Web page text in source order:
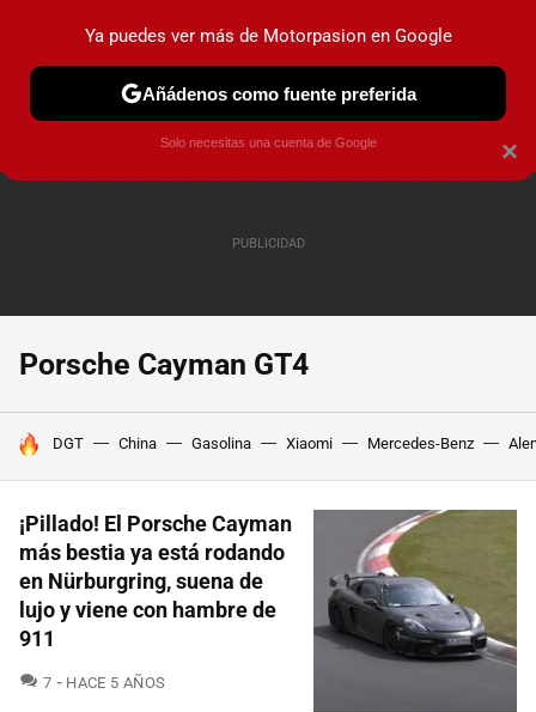
PRUEBAS COCHES ELÉCTRICOS OBSERVATORIO
Porsche Cayman GT4
HOY SE HABLA DE
DGT China Gasolina Xiaomi Mercedes-Benz
¡Pillado! El Porsche Cayman
más bestia ya está rodando
en Nürburgring, suena de
lujo y viene con hambre de
911
7 COMENTARIOS
HACE 5 AÑOS
×
Ya puedes ver más de Motorpasion en Google
Añádenos como fuente preferida
Solo necesitas una cuenta de Google